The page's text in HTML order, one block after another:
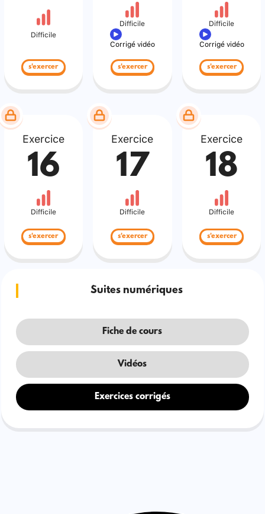
Difficile
s'exercer
Difficile
Corrigé vidéo
s'exercer
Difficile
Corrigé vidéo
s'exercer
Exercice
16
Difficile
s'exercer
Exercice
17
Difficile
s'exercer
Exercice
18
Difficile
s'exercer
Suites numériques
Fiche de cours
Vidéos
Exercices corrigés